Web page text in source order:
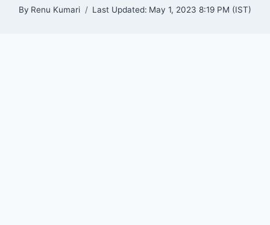
By Renu Kumari Last Updated: May 1, 2023 8:19 PM (IST)